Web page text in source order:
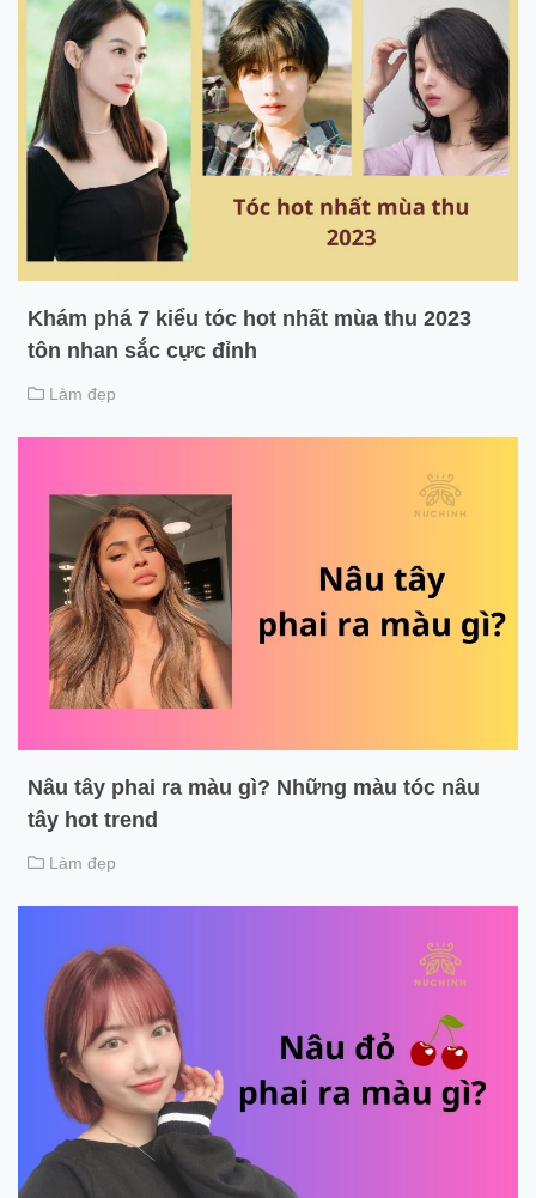
Khám phá 7 kiểu tóc hot nhất mùa thu 2023
tôn nhan sắc cực đỉnh
Làm đẹp
Nâu tây phai ra màu gì? Những màu tóc nâu
tây hot trend
Làm đẹp